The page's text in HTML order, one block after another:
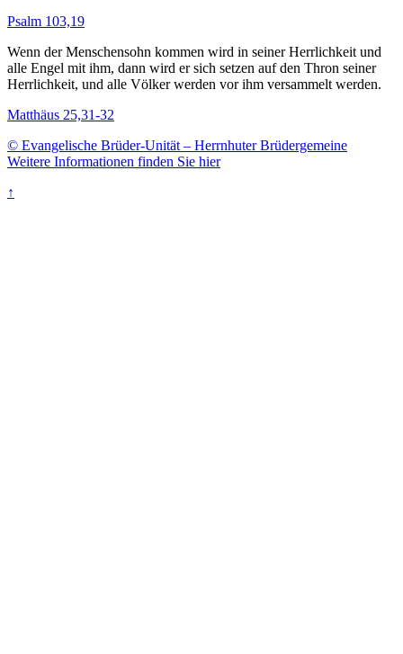
Psalm 103,19
Wenn der Menschensohn kommen wird in seiner Herrlichkeit und
alle Engel mit ihm, dann wird er sich setzen auf den Thron seiner
Herrlichkeit, und alle Völker werden vor ihm versammelt werden.
Matthäus 25,31-32
© Evangelische Brüder-Unität – Herrnhuter Brüdergemeine
Weitere Informationen finden Sie hier
↑